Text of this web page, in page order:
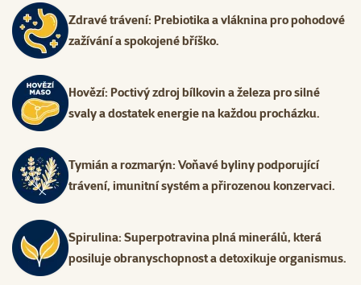
Zdravé trávení: Prebiotika a vláknina pro pohodové
zažívání a spokojené bříško.
Hovězí: Poctivý zdroj bílkovin a železa pro silné
svaly a dostatek energie na každou procházku.
Tymián a rozmarýn: Voňavé byliny podporující
trávení, imunitní systém a přirozenou konzervaci.
Spirulina: Superpotravina plná minerálů, která
posiluje obranyschopnost a detoxikuje organismus.